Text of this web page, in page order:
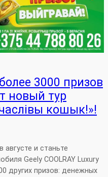
3000 призов
новый тур
кошык!»!
и станьте
Geely COOLRAY Luxury
других призов: денежных